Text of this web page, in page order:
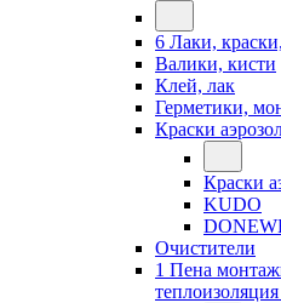
6 Лаки,
Валики, кисти
Клей, лак
Герметики,
Краски
Краски
KUDO
Очистители
1 Пена
теплоизоляция